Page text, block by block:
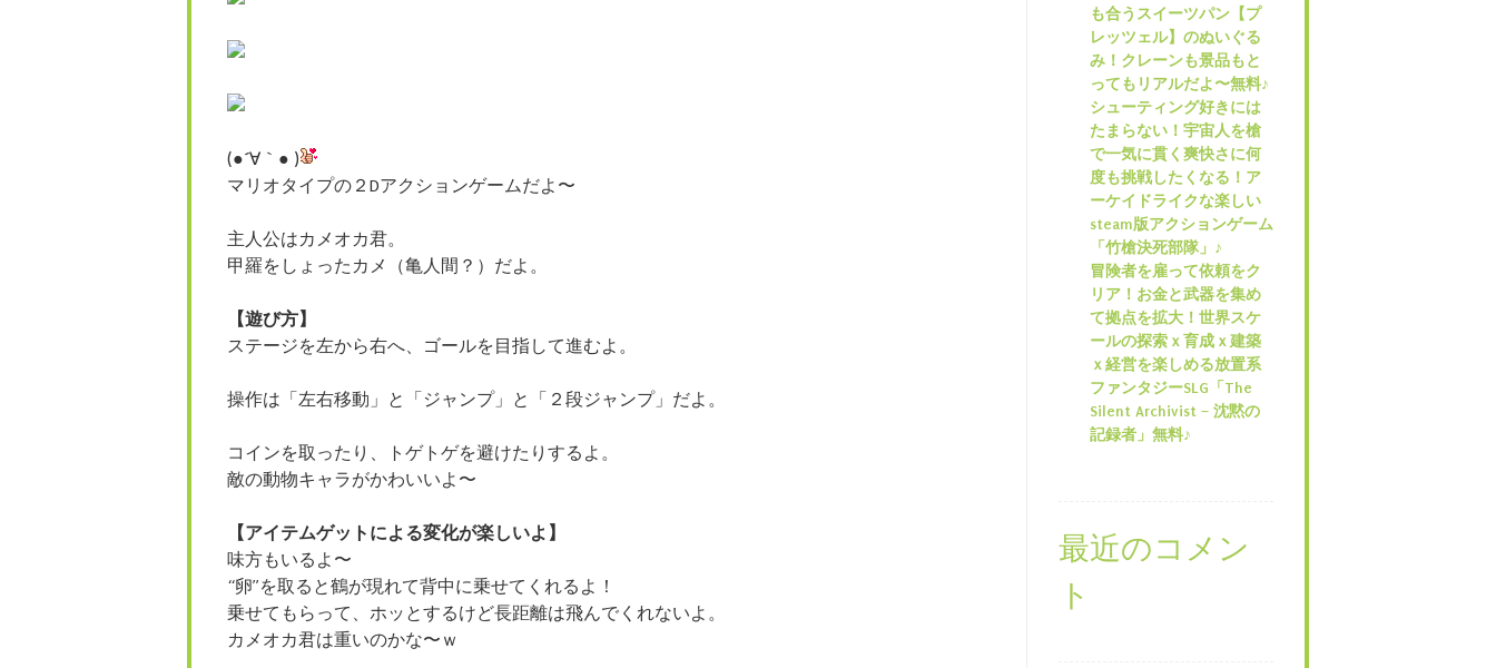
(●´∀｀● )
マリオタイプの２Dアクションゲームだよ〜
主人公はカメオカ君。
甲羅をしょったカメ（亀人間？）だよ。
【遊び方】
ステージを左から右へ、ゴールを目指して進むよ。
操作は「左右移動」と「ジャンプ」と「２段ジャンプ」だよ。
コインを取ったり、トゲトゲを避けたりするよ。
敵の動物キャラがかわいいよ〜
【アイテムゲットによる変化が楽しいよ】
味方もいるよ〜
“卵”を取ると鶴が現れて背中に乗せてくれるよ！
乗せてもらって、ホッとするけど長距離は飛んでくれないよ。
カメオカ君は重いのかな〜ｗ
も合うスイーツパン【プ
レッツェル】のぬいぐる
み！クレーンも景品もと
ってもリアルだよ〜無料♪
シューティング好きには
たまらない！宇宙人を槍
で一気に貫く爽快さに何
度も挑戦したくなる！ア
ーケイドライクな楽しい
steam版アクションゲーム
「竹槍決死部隊」♪
冒険者を雇って依頼をク
リア！お金と武器を集め
て拠点を拡大！世界スケ
ールの探索ｘ育成ｘ建築
ｘ経営を楽しめる放置系
ファンタジーSLG「The
Silent Archivist – 沈黙の
記録者」無料♪
最近のコメン
ト